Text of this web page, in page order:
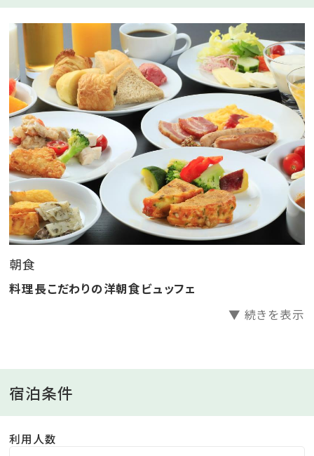
◆◇◆期間限定×朝食無料プラン◆◇◆
数量限定で洋朝食ビュッフェ付きプランを素泊まりと同
価格でご提供いたします。
朝は栄養満点のお食事をご堪能ください。
チェックインは22時まで受け付けております。
※当プランではご夕食のご用意がございません
■ご滞在特典
・Wi-Fi無料
・選べる色浴衣
・ウェルカムサービス（15:00～17:00）
■ご朝食／レストラン
料理長こだわりの洋朝食ビュッフェ
朝食
料理長こだわりの洋朝食ビュッフェ
▼ 続きを表示
宿泊条件
利用人数